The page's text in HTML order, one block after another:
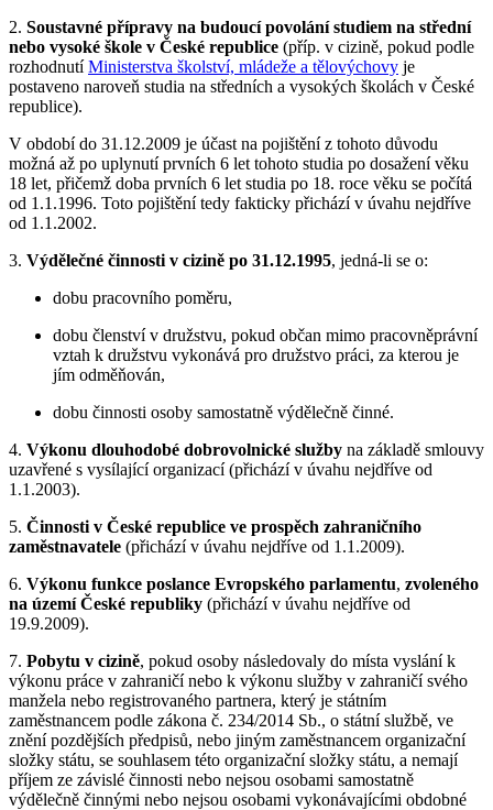
2. Soustavné přípravy na budoucí povolání studiem na střední
nebo vysoké škole v České republice (příp. v cizině, pokud podle
rozhodnutíMinisterstva školství, mládeže a tělovýchovy je
postaveno naroveň studia na středních a vysokých školách v České
republice).
V období do 31.12.2009 je účast na pojištění z tohoto důvodu
možná až po uplynutí prvních 6 let tohoto studia po dosažení věku
18 let, přičemž doba prvních 6 let studia po 18. roce věku se počítá
od 1.1.1996. Toto pojištění tedy fakticky přichází v úvahu nejdříve
od 1.1.2002.
3. Výdělečné činnosti v cizině po 31.12.1995, jedná-li se o:
dobu pracovního poměru,
dobu členství v družstvu, pokud občan mimo pracovněprávní
vztah k družstvu vykonává pro družstvo práci, za kterou je
jím odměňován,
dobu činnosti osoby samostatně výdělečně činné.
4. Výkonu dlouhodobé dobrovolnické služby na základě smlouvy
uzavřené s vysílající organizací (přichází v úvahu nejdříve od
1.1.2003).
5. Činnosti v České republice ve prospěch zahraničního
zaměstnavatele (přichází v úvahu nejdříve od 1.1.2009).
6. Výkonu funkce poslance Evropského parlamentu, zvoleného
na území České republiky (přichází v úvahu nejdříve od
19.9.2009).
7. Pobytu v cizině, pokud osoby následovaly do místa vyslání k
výkonu práce v zahraničí nebo k výkonu služby v zahraničí svého
manžela nebo registrovaného partnera, který je státním
zaměstnancem podle zákona č. 234/2014 Sb., o státní službě, ve
znění pozdějších předpisů, nebo jiným zaměstnancem organizační
složky státu, se souhlasem této organizační složky státu, a nemají
příjem ze závislé činnosti nebo nejsou osobami samostatně
výdělečně činnými nebo nejsou osobami vykonávajícími obdobné